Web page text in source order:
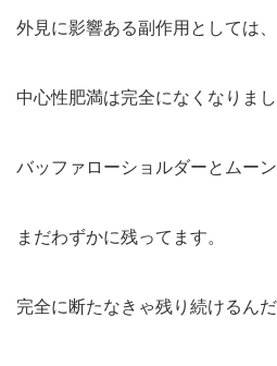
外見に影響ある副作用としては、
中心性肥満は完全になくなりまし
バッファローショルダーとムー
まだわずかに残ってます。
完全に断たなきゃ残り続けるんだ